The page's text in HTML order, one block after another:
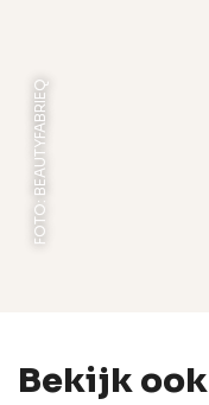
FOTO: BEAUTYFABRIEQ
Bekijk ook